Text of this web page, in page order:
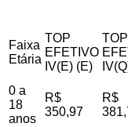
Faixa
Etária
TOP
EFETIVO
IV(E) (E)
TOP
0 a
18
anos
R$
350,97
R$